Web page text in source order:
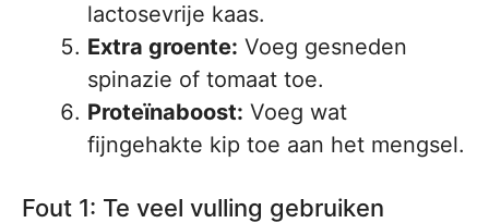
lactosevrije kaas.
Extra groente: Voeg gesneden
spinazie of tomaat toe.
Proteïnaboost: Voeg wat
fijngehakte kip toe aan het mengsel.
Fout 1: Te veel vulling gebruiken